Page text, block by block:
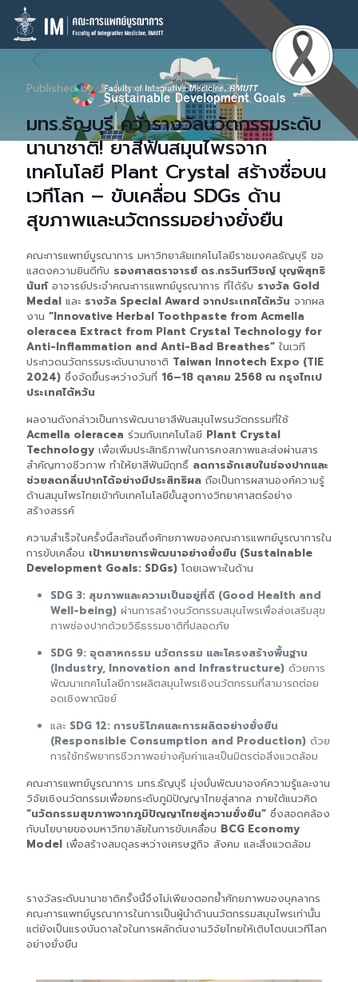
Published by Admin on 18/10/2025
มทร.ธัญบุรี คว้ารางวัลนวัตกรรมระดับ
นานาชาติ! ยาสีฟันสมุนไพรจาก
เทคโนโลยี Plant Crystal สร้างชื่อบน
เวทีโลก – ขับเคลื่อน SDGs ด้าน
สุขภาพและนวัตกรรมอย่างยั่งยืน
คณะการแพทย์บูรณาการ มหาวิทยาลัยเทคโนโลยีราชมงคลธัญบุรี ขอ
แสดงความยินดีกับ รองศาสตราจารย์ ดร.กรวินท์วิชญ์ บุญพิสุทธิ
นันท์อาจารย์ประจำคณะการแพทย์บูรณาการ ที่ได้รับ รางวัล Gold
Medal และ รางวัล Special Award จากประเทศไต้หวัน จากผล
งาน “Innovative Herbal Toothpaste from Acmella
oleracea Extract from Plant Crystal Technology for
Anti-Inflammation and Anti-Bad Breathes” ในเวที
ประกวดนวัตกรรมระดับนานาชาติ Taiwan Innotech Expo (TIE
2024) ซึ่งจัดขึ้นระหว่างวันที่ 16–18 ตุลาคม 2568 ณ กรุงไทเป
ประเทศไต้หวัน
ผลงานดังกล่าวเป็นการพัฒนายาสีฟันสมุนไพรนวัตกรรมที่ใช้
Acmella oleracea ร่วมกับเทคโนโลยี Plant Crystal
Technology เพื่อเพิ่มประสิทธิภาพในการคงสภาพและส่งผ่านสาร
สำคัญทางชีวภาพ ทำให้ยาสีฟันมีฤทธิ์ ลดการอักเสบในช่องปากและ
ช่วยลดกลิ่นปากได้อย่างมีประสิทธิผล ถือเป็นการผสานองค์ความรู้
ด้านสมุนไพรไทยเข้ากับเทคโนโลยีขั้นสูงทางวิทยาศาสตร์อย่าง
สร้างสรรค์
ความสำเร็จในครั้งนี้สะท้อนถึงศักยภาพของคณะการแพทย์บูรณาการใน
การขับเคลื่อน เป้าหมายการพัฒนาอย่างยั่งยืน (Sustainable
Development Goals: SDGs) โดยเฉพาะในด้าน
SDG 3: สุขภาพและความเป็นอยู่ที่ดี (Good Health and
Well-being) ผ่านการสร้างนวัตกรรมสมุนไพรเพื่อส่งเสริมสุข
ภาพช่องปากด้วยวิธีธรรมชาติที่ปลอดภัย
SDG 9: อุตสาหกรรม นวัตกรรม และโครงสร้างพื้นฐาน
(Industry, Innovation and Infrastructure) ด้วยการ
พัฒนาเทคโนโลยีการผลิตสมุนไพรเชิงนวัตกรรมที่สามารถต่อย
อดเชิงพาณิชย์
และ SDG 12: การบริโภคและการผลิตอย่างยั่งยืน
(Responsible Consumption and Production) ด้วย
การใช้ทรัพยากรชีวภาพอย่างคุ้มค่าและเป็นมิตรต่อสิ่งแวดล้อม
คณะการแพทย์บูรณาการ มทร.ธัญบุรี มุ่งมั่นพัฒนาองค์ความรู้และงาน
วิจัยเชิงนวัตกรรมเพื่อยกระดับภูมิปัญญาไทยสู่สากล ภายใต้แนวคิด
“นวัตกรรมสุขภาพจากภูมิปัญญาไทยสู่ความยั่งยืน” ซึ่งสอดคล้อง
กับนโยบายของมหาวิทยาลัยในการขับเคลื่อน BCG Economy
Model เพื่อสร้างสมดุลระหว่างเศรษฐกิจ สังคม และสิ่งแวดล้อม
รางวัลระดับนานาชาติครั้งนี้จึงไม่เพียงตอกย้ำศักยภาพของบุคลากร
คณะการแพทย์บูรณาการในการเป็นผู้นำด้านนวัตกรรมสมุนไพรเท่านั้น
แต่ยังเป็นแรงบันดาลใจในการผลักดันงานวิจัยไทยให้เติบโตบนเวทีโลก
อย่างยั่งยืน